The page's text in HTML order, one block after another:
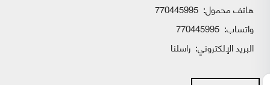
هاتف محمول: 770445995
واتساب:
البريد الإلكتروني: راسلنا